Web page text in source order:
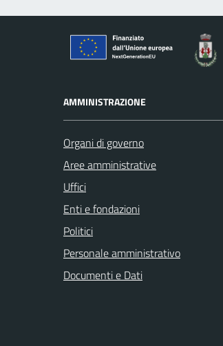
AMMINISTRAZIONE
Organi di governo
Aree amministrative
Uffici
Enti e fondazioni
Politici
Personale amministrativo
Documenti e Dati